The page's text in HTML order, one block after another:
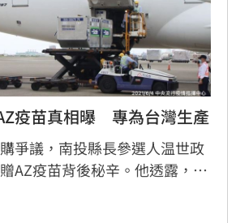
疫苗真相曝　專為台灣生產
爭議，南投縣長參選人温世政
AZ疫苗背後秘辛。他透露，這
牛津大學人脈牽線，請廠商專